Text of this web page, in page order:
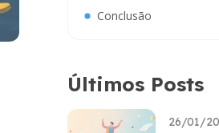
Conclusão
Últimos Posts
26/01/